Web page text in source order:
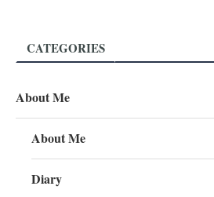
CATEGORIES
About Me
About Me
Diary